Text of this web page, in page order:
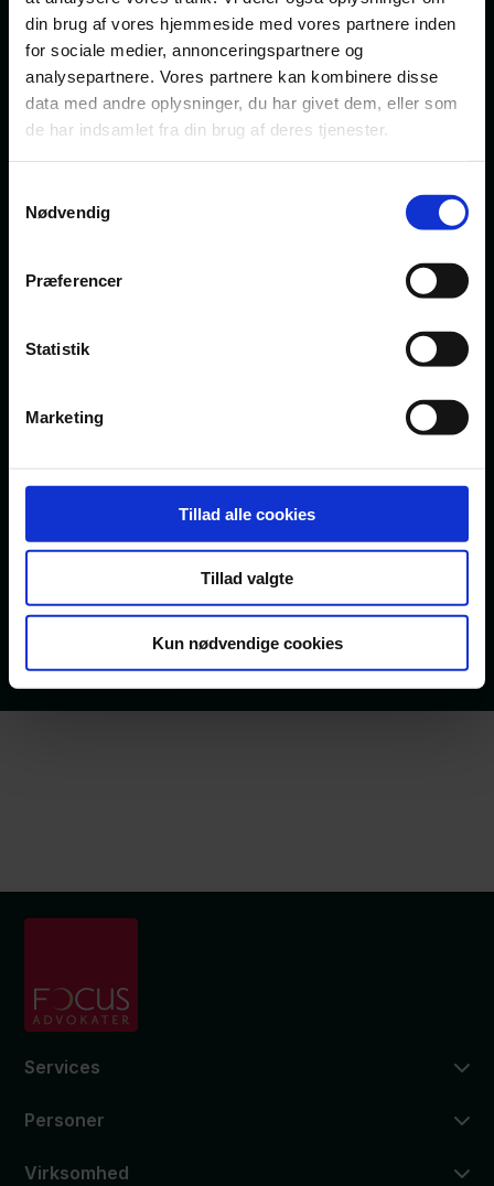
din brug af vores hjemmeside med vores partnere inden
for sociale medier, annonceringspartnere og
analysepartnere. Vores partnere kan kombinere disse
data med andre oplysninger, du har givet dem, eller som
de har indsamlet fra din brug af deres tjenester.
Nødvendig
Præferencer
Statistik
Marketing
Tillad alle cookies
Tillad valgte
Kun nødvendige cookies
Vi understøtter diversitet, fleksibilitet
og altid er åbne for gode ideer og
nytænkning
Services
Personer
Virksomhed